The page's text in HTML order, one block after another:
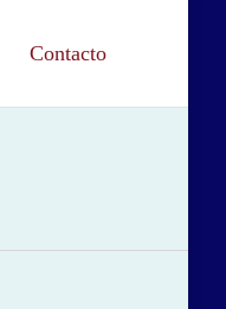
Contacto